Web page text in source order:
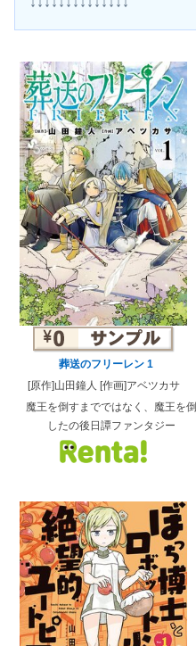
葬送のフリーレン 1
[原作]山田鐘人 [作画]アベツカサ
魔王を倒すまでではなく、魔王を倒
したの後日譚ファンタジー